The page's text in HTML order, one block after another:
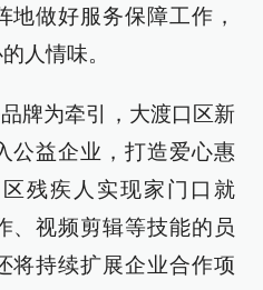
做好服务保障工作，
人情味。
牌为牵引，大渡口区新
公益企业，打造爱心惠
残疾人实现家门口就
、视频剪辑等技能的员
将持续扩展企业合作项